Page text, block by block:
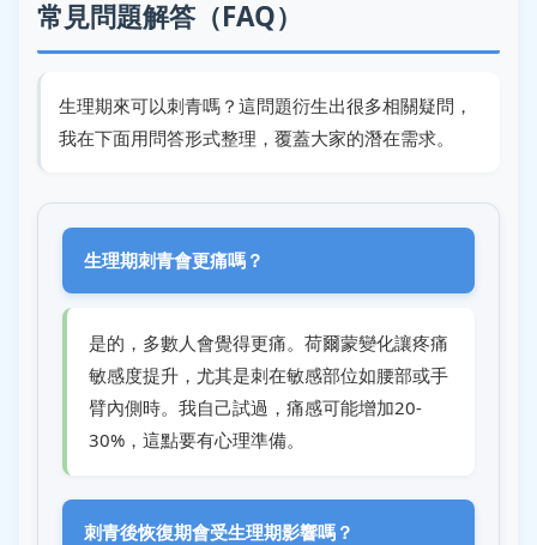
常見問題解答（FAQ）
生理期來可以刺青嗎？這問題衍生出很多相關疑問，
我在下面用問答形式整理，覆蓋大家的潛在需求。
生理期刺青會更痛嗎？
是的，多數人會覺得更痛。荷爾蒙變化讓疼痛
敏感度提升，尤其是刺在敏感部位如腰部或手
臂內側時。我自己試過，痛感可能增加20-
30%，這點要有心理準備。
刺青後恢復期會受生理期影響嗎？